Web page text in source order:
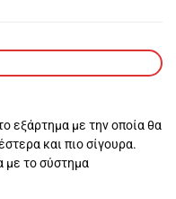
εξάρτημα με την οποία θα
και πιο σίγουρα.
με το σύστημα